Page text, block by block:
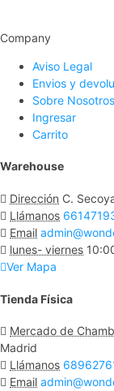
Company
Aviso Legal
Envios y
Sobre Nosotros
Ingresar
Carrito
Warehouse
Dirección C.
Llámanos
Email
lunes- viernes
Ver Mapa
Tienda Física
Mercado de
Madrid
Llámanos
Email